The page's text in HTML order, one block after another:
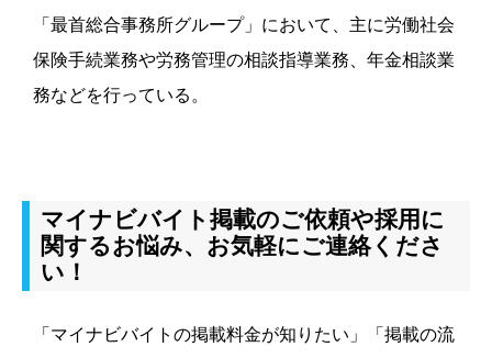
「最首総合事務所グループ」において、主に労働社会
保険手続業務や労務管理の相談指導業務、年金相談業
務などを行っている。
マイナビバイト掲載のご依頼や採用に
関するお悩み、お気軽にご連絡くださ
い！
「マイナビバイトの掲載料金が知りたい」「掲載の流